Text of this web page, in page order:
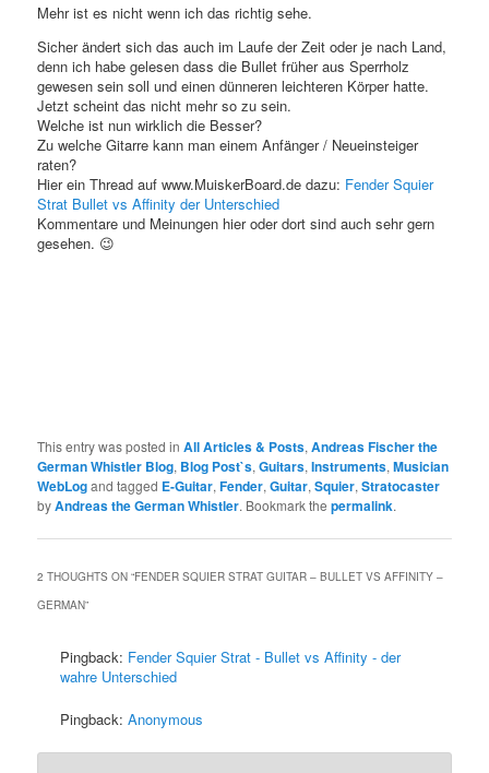
Mehr ist es nicht wenn ich das richtig sehe.
Sicher ändert sich das auch im Laufe der Zeit oder je nach Land,
denn ich habe gelesen dass die Bullet früher aus Sperrholz
gewesen sein soll und einen dünneren leichteren Körper hatte.
Jetzt scheint das nicht mehr so zu sein.
Welche ist nun wirklich die Besser?
Zu welche Gitarre kann man einem Anfänger / Neueinsteiger
raten?
Hier ein Thread auf www.MuiskerBoard.de dazu: Fender Squier
Strat Bullet vs Affinity der Unterschied
Kommentare und Meinungen hier oder dort sind auch sehr gern
gesehen. 😉
This entry was posted inAll Articles & Posts,Andreas Fischer the
German Whistler Blog, Blog Post`s,Guitars,Instruments,Musician
WebLogand tagged E-Guitar,Fender,Guitar,Squier,Stratocaster
byAndreas the German Whistler. Bookmark thepermalink.
2 THOUGHTS ON “FENDER SQUIER STRAT GUITAR – BULLET VS AFFINITY –
GERMAN”
Pingback: Fender Squier Strat - Bullet vs Affinity - der
wahre Unterschied
Pingback:Anonymous